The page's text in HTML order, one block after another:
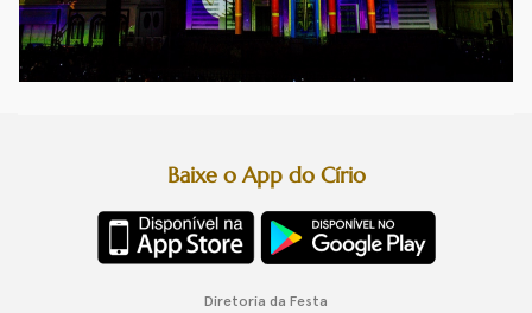
Diretoria da Festa
Baixe o App do Círio